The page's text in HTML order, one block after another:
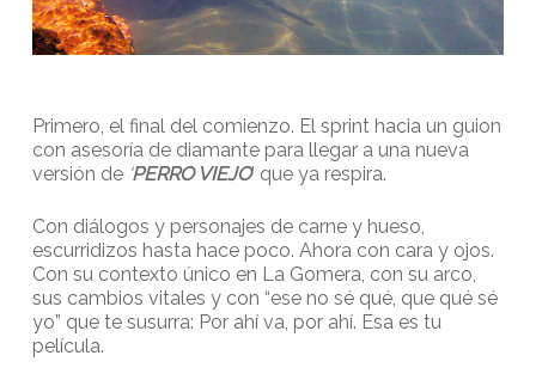
Primero, el final del comienzo. El sprint hacia un guion
con asesoría de diamante para llegar a una nueva
versión de PERRO VIEJO’ que ya respira.
Con diálogos y personajes de carne y hueso,
escurridizos hasta hace poco. Ahora con cara y ojos.
Con su contexto único en La Gomera, con su arco,
sus cambios vitales y con “ese no sé qué, que qué sé
yo” que te susurra: Por ahí va, por ahí. Esa es tu
película.